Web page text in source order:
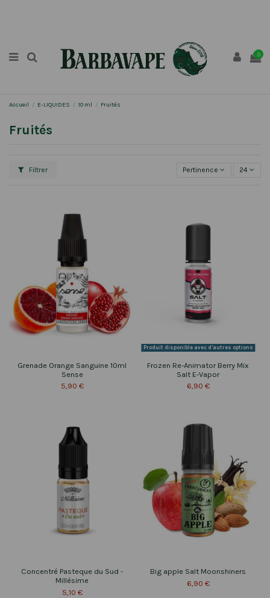
0
Accueil E-LIQUIDES 10 ml Fruités
Fruités
Filtrer Pertinence 24
Grenade Orange Sanguine 10ml
Sense
5,90 €
Produit disponible avec d'autres options
Frozen Re-Animator Berry Mix
Salt E-Vapor
6,90 €
Concentré Pasteque du Sud -
Millésime
5,10 €
Big apple Salt Moonshiners
6,90 €